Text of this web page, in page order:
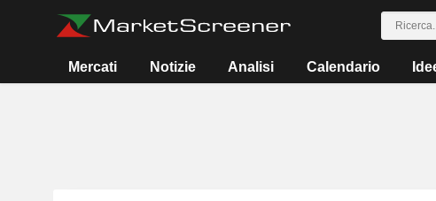
Mercati Notizie Analisi Calendario